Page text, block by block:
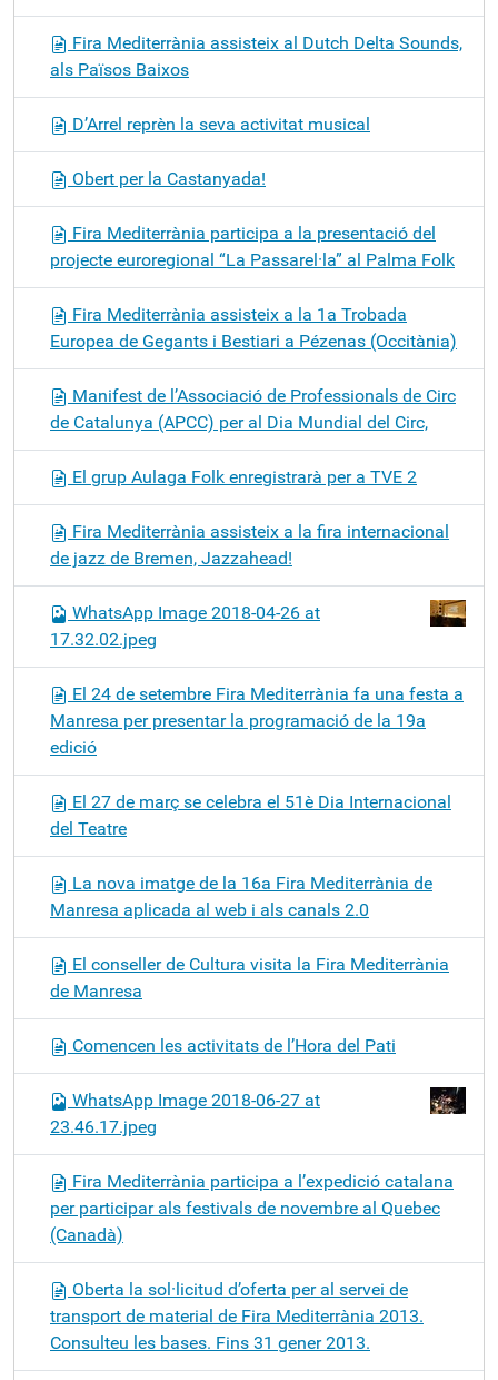
Fira Mediterrània assisteix al Dutch Delta Sounds,
als Països Baixos
D’Arrel reprèn la seva activitat musical
Obert per la Castanyada!
Fira Mediterrània participa a la presentació del
projecte euroregional “La Passarel·la” al Palma Folk
Fira Mediterrània assisteix a la 1a Trobada
Europea de Gegants i Bestiari a Pézenas (Occitània)
Manifest de l’Associació de Professionals de Circ
de Catalunya (APCC) per al Dia Mundial del Circ,
El grup Aulaga Folk enregistrarà per a TVE 2
Fira Mediterrània assisteix a la fira internacional
de jazz de Bremen, Jazzahead!
WhatsApp Image 2018-04-26 at
17.32.02.jpeg
El 24 de setembre Fira Mediterrània fa una festa a
Manresa per presentar la programació de la 19a
edició
El 27 de març se celebra el 51è Dia Internacional
del Teatre
La nova imatge de la 16a Fira Mediterrània de
Manresa aplicada al web i als canals 2.0
El conseller de Cultura visita la Fira Mediterrània
de Manresa
Comencen les activitats de l’Hora del Pati
WhatsApp Image 2018-06-27 at
23.46.17.jpeg
Fira Mediterrània participa a l’expedició catalana
per participar als festivals de novembre al Quebec
(Canadà)
Oberta la sol·licitud d’oferta per al servei de
transport de material de Fira Mediterrània 2013.
Consulteu les bases. Fins 31 gener 2013.